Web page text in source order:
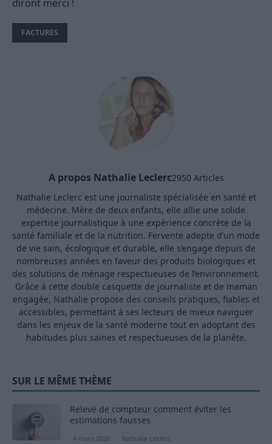
diront merci !
FACTURES
A propos Nathalie Leclerc2950 Articles
Nathalie Leclerc est une journaliste spécialisée en santé et
médecine. Mère de deux enfants, elle allie une solide
expertise journalistique à une expérience concrète de la
santé familiale et de la nutrition. Fervente adepte d’un mode
de vie sain, écologique et durable, elle s’engage depuis de
nombreuses années en faveur des produits biologiques et
des solutions de ménage respectueuses de l’environnement.
Grâce à cette double casquette de journaliste et de maman
engagée, Nathalie propose des conseils pratiques, fiables et
accessibles, permettant à ses lecteurs de mieux naviguer
dans les enjeux de la santé moderne tout en adoptant des
habitudes plus saines et respectueuses de la planète.
SUR LE MÊME THÈME
Relevé de compteur comment éviter les
estimations fausses
4 mars 2026 Nathalie Leclerc